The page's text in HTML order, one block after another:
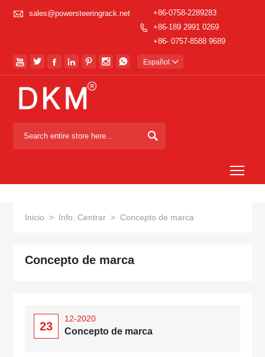
 sales@powersteeringrack.net

+86-0758-2289283
+86-189 2991 0269
+86- 0757-8588 9689
       Español 

Inicio > Info. Centrar > Concepto de marca
Concepto de marca
23
12-2020
Concepto de marca